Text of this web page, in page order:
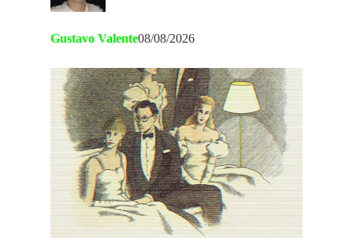
Gustavo Valente08/08/2026